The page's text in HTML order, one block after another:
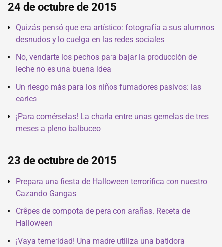
24 de octubre de 2015
Quizás pensó que era artístico: fotografía a sus alumnos
desnudos y lo cuelga en las redes sociales
No, vendarte los pechos para bajar la producción de
leche no es una buena idea
Un riesgo más para los niños fumadores pasivos: las
caries
¡Para comérselas! La charla entre unas gemelas de tres
meses a pleno balbuceo
23 de octubre de 2015
Prepara una fiesta de Halloween terrorífica con nuestro
Cazando Gangas
Crêpes de compota de pera con arañas. Receta de
Halloween
¡Vaya temeridad! Una madre utiliza una batidora